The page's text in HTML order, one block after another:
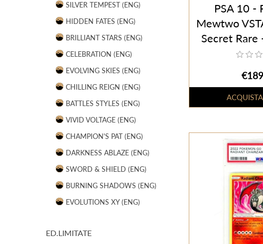
SILVER TEMPEST (ENG)
HIDDEN FATES (ENG)
BRILLIANT STARS (ENG)
CELEBRATION (ENG)
EVOLVING SKIES (ENG)
CHILLING REIGN (ENG)
BATTLES STYLES (ENG)
VIVID VOLTAGE (ENG)
CHAMPION'S PAT (ENG)
DARKNESS ABLAZE (ENG)
SWORD & SHIELD (ENG)
BURNING SHADOWS (ENG)
EVOLUTIONS XY (ENG)
ED.LIMITATE
PSA 10 -
Mewtwo
Secret